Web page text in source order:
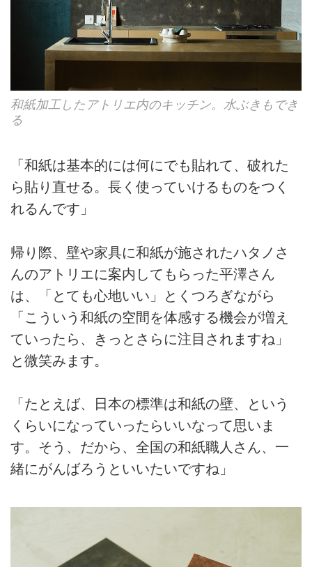
和紙加工したアトリエ内のキッチン。水ぶきもでき
る
「和紙は基本的には何にでも貼れて、破れた
ら貼り直せる。長く使っていけるものをつく
れるんです」
帰り際、壁や家具に和紙が施されたハタノさ
んのアトリエに案内してもらった平澤さん
は、「とても心地いい」とくつろぎながら
「こういう和紙の空間を体感する機会が増え
ていったら、きっとさらに注目されますね」
と微笑みます。
「たとえば、日本の標準は和紙の壁、という
くらいになっていったらいいなって思いま
す。そう、だから、全国の和紙職人さん、一
緒にがんばろうといいたいですね」